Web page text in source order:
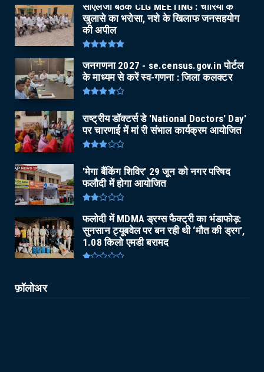
सीएलजी बैठक CLG MEETING : चोरियों के
खुलासे का भरोसा, नशे के खिलाफ जनसहयोग
की अपील
जनगणना 2027 - se.census.gov.in पोर्टल
के माध्यम से करें स्व-गणना : जिला कलक्टर
राष्ट्रीय डॉक्टर्स डे 'National Doctors' Day'
पर चारणाई में मां री संभाल कार्यक्रम आयोजित
'मेगा बैंकिंग शिविर' 29 जून को नगर परिषद
फलौदी में होगा आयोजित
फलोदी में MDMA ड्रग्स फैक्ट्री का भंडाफोड़:
सुनसान ट्यूबवेल पर बन रही थी ‘मौत की ड्रग’,
1.08 किलो एमडी बरामद
फ़ॉलोअर